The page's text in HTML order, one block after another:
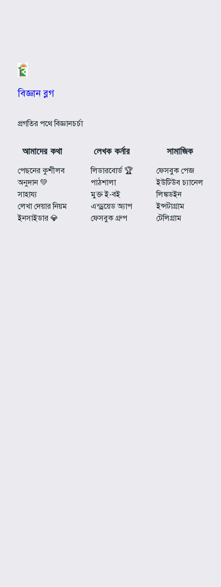
বিজ্ঞান ব্লগ
প্রগতির পথে বিজ্ঞানচর্চা
আমাদের কথা
পেছনের কুশীলব
অনুদান 💚
সাহায্য
লেখা দেয়ার নিয়ম
ইনসাইডার 💎
লেখক কর্নার
লিডারবোর্ড 🏆
পাঠশালা
মুক্ত ই-বই
এন্ড্রয়েড অ্যাপ
ফেসবুক গ্রুপ
সামাজিক
ফেসবুক পেজ
ইউটিউব চ্যানেল
লিঙ্কডইন
ইন্সটাগ্রাম
টেলিগ্রাম